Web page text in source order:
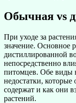
Обычная vs
При уходе за
значение. Основное
дистиллированной
непосредственно
питомцев. Обе виды
недостатки, которые
содержат и как они
растений.